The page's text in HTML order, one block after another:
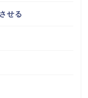
せる